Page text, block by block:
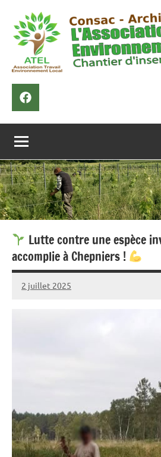
contenu
ATEL
sociale
inclusive
F
Lutte contre une espèce
accomplie à Chepniers !
2 juillet 2025
admin
Aucun